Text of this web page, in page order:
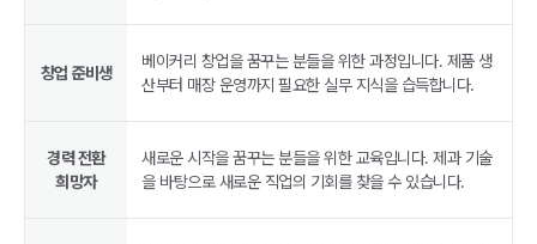
창업 준비생
베이커리 창업을 꿈꾸는 분들을 위한 과정입니다. 제품 생
산부터 매장 운영까지 필요한 실무 지식을 습득합니다.
경력 전환
희망자
새로운 시작을 꿈꾸는 분들을 위한 교육입니다. 제과 기술
을 바탕으로 새로운 직업의 기회를 찾을 수 있습니다.